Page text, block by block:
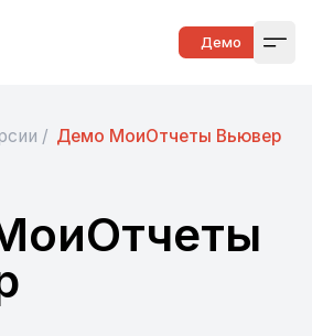
Демо
/ Демо МоиОтчеты Вьювер